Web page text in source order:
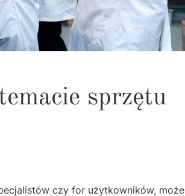
sprzętu
czy for użytkowników, może